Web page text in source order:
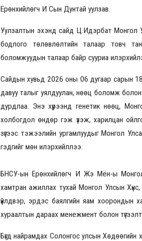
Ерөнхийлөгч И Сын Дунтай уулзав.
Уулзалтын эхэнд сайд Ц.Идэрбат Монгол
бодлого төлөвлөлтийн талаар товч
боломжуудын талаар байр сууриа
Сайдын хувьд 2026 оны 06 дугаар сарын
давуу талыг уялдуулан, нөөц боломж болон
дурдлаа. Энэ хүрээнд генетик нөөц,
холбогдол өндөр гэж үзэж, харилцан
зүгээс тэжээлийн ургамлуудыг Монгол
гэдгийг мөн илэрхийллээ.
БНСУ-ын Ерөнхийлөгч И Жэ Мён-ы Монгол
хамтран ажиллах тухай Монгол Улсын
үйлдвэр, эрдэс баялгийн яам хоорондын
хураалтын дараах менежмент болон
Бүгд найрамдах Солонгос улсын Хөдөөгийн